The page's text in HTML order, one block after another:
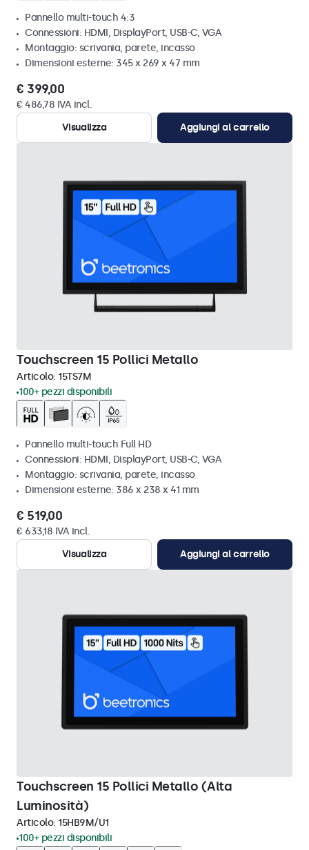
Pannello multi-touch 4:3
Connessioni: HDMI, DisplayPort, USB-C, VGA
Montaggio: scrivania, parete, incasso
Dimensioni esterne: 345 x 269 x 47 mm
€ 399,00
€ 486,78 IVA incl.
Visualizza
Aggiungi al carrello
Touchscreen 15 Pollici Metallo
Articolo: 15TS7M
100+ pezzi disponibili
Pannello multi-touch Full HD
Connessioni: HDMI, DisplayPort, USB-C, VGA
Montaggio: scrivania, parete, incasso
Dimensioni esterne: 386 x 238 x 41 mm
€ 519,00
€ 633,18 IVA incl.
Visualizza
Aggiungi al carrello
Touchscreen 15 Pollici Metallo (Alta
Luminosità)
Articolo: 15HB9M/U1
100+ pezzi disponibili